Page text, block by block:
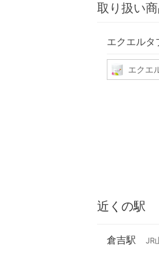
取り扱い
エクエルタ
エクエ
近くの駅
倉吉駅 JR